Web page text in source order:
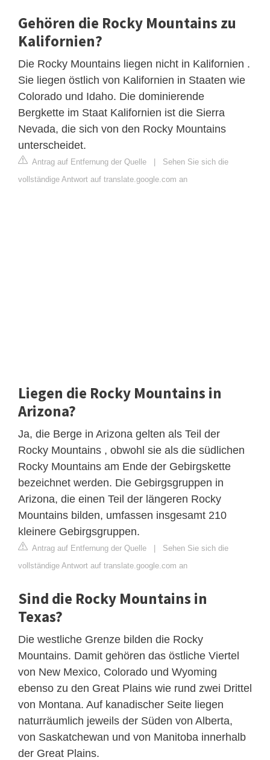
Gehören die Rocky Mountains zu
Kalifornien?
Die Rocky Mountains liegen nicht in Kalifornien .
Sie liegen östlich von Kalifornien in Staaten wie
Colorado und Idaho. Die dominierende
Bergkette im Staat Kalifornien ist die Sierra
Nevada, die sich von den Rocky Mountains
unterscheidet.
Antrag auf Entfernung der Quelle | Sehen Sie sich die
vollständige Antwort auf translate.google.com an
Liegen die Rocky Mountains in
Arizona?
Ja, die Berge in Arizona gelten als Teil der
Rocky Mountains , obwohl sie als die südlichen
Rocky Mountains am Ende der Gebirgskette
bezeichnet werden. Die Gebirgsgruppen in
Arizona, die einen Teil der längeren Rocky
Mountains bilden, umfassen insgesamt 210
kleinere Gebirgsgruppen.
Antrag auf Entfernung der Quelle | Sehen Sie sich die
vollständige Antwort auf translate.google.com an
Sind die Rocky Mountains in
Texas?
Die westliche Grenze bilden die Rocky
Mountains. Damit gehören das östliche Viertel
von New Mexico, Colorado und Wyoming
ebenso zu den Great Plains wie rund zwei Drittel
von Montana. Auf kanadischer Seite liegen
naturräumlich jeweils der Süden von Alberta,
von Saskatchewan und von Manitoba innerhalb
der Great Plains.